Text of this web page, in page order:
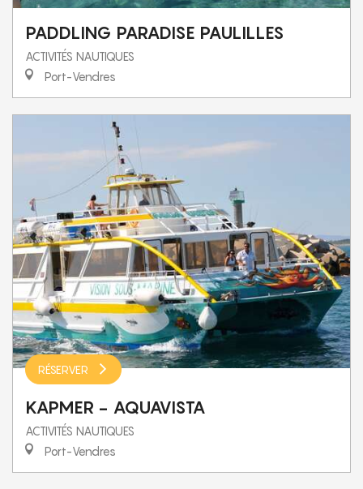
PADDLING PARADISE PAULILLES
ACTIVITÉS NAUTIQUES
Port-Vendres
RÉSERVER
KAPMER - AQUAVISTA
ACTIVITÉS NAUTIQUES
Port-Vendres